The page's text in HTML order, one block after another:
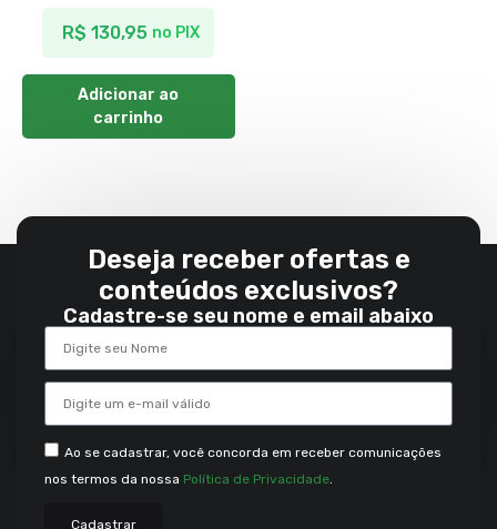
R$ 130,95 no PIX
Adicionar ao
carrinho
Deseja receber ofertas e
conteúdos exclusivos?
Cadastre-se seu nome e email abaixo
Ao se cadastrar, você concorda em receber comunicações
nos termos da nossa Política de Privacidade.
Cadastrar